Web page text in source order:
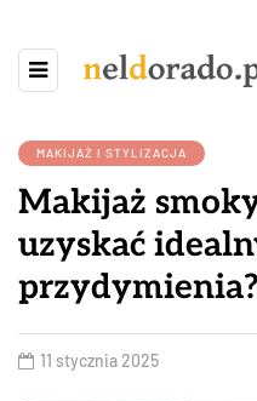
MAKIJAŻ I STYLIZACJA
Makijaż
uzyskać
przydymienia?
11 stycznia 2025